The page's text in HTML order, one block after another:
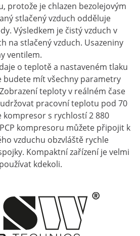
protože je chlazen bezolejovým
stlačený vzduch odděluje
Výsledkem je čistý vzduch v
na stlačený vzduch. Usazeniny
ventilem.
o teplotě a nastaveném tlaku
budete mít všechny parametry
teploty v reálném čase
pracovní teplotu pod 70
kompresor s rychlostí 2 880
kompresoru můžete připojit k
vzduchu obzvláště rychle
Kompaktní zařízení je velmi
kdekoli.